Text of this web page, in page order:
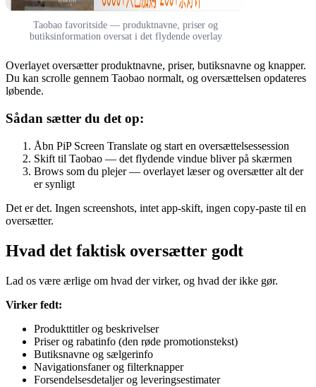
Taobao favoritside — produktnavne, priser og
butiksinformation oversat i det flydende overlay
Overlayet oversætter produktnavne, priser, butiksnavne og knapper.
Du kan scrolle gennem Taobao normalt, og oversættelsen opdateres
løbende.
Sådan sætter du det op:
Åbn PiP Screen Translate og start en oversættelsessession
Skift til Taobao — det flydende vindue bliver på skærmen
Brows som du plejer — overlayet læser og oversætter alt der
er synligt
Det er det. Ingen screenshots, intet app-skift, ingen copy-paste til en
oversætter.
Hvad det faktisk oversætter godt
Lad os være ærlige om hvad der virker, og hvad der ikke gør.
Virker fedt:
Produkttitler og beskrivelser
Priser og rabatinfo (den røde promotionstekst)
Butiksnavne og sælgerinfo
Navigationsfaner og filterknapper
Forsendelsesdetaljer og leveringsestimater